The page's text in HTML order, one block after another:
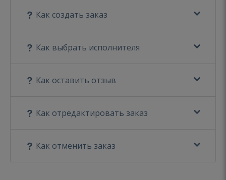
Как создать заказ
Как выбрать исполнителя
Как оставить отзыв
Как отредактировать заказ
Как отменить заказ